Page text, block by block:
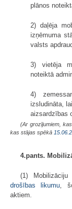
plānos
2) daļēja
izņēmuma
valsts
3) vietēja
noteiktā
4)
izsludināta,
aizsardzības
(Ar grozījumiem,
kas stājas spēkā
4.pants.
(1)
drošības likumu ,
aktiem.